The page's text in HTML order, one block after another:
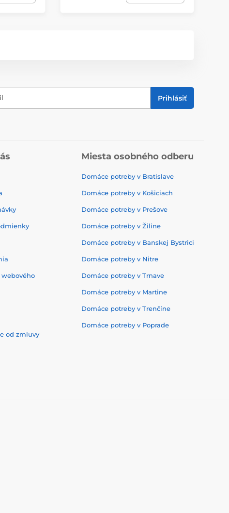
Prihlásiť
od zmluvy
Miesta osobného odberu
Domáce potreby v Bratislave
Domáce potreby v Košiciach
Domáce potreby v Prešove
Domáce potreby v Žiline
Domáce potreby v Banskej Bystrici
Domáce potreby v Nitre
Domáce potreby v Trnave
Domáce potreby v Martine
Domáce potreby v Trenčíne
Domáce potreby v Poprade